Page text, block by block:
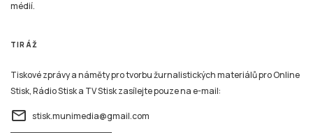
médií.
TIRÁŽ
Tiskové zprávy a náměty pro tvorbu žurnalistických materiálů pro Online
Stisk, Rádio Stisk a TV Stisk zasílejte pouze na e-mail:
email stisk.munimedia@gmail.com